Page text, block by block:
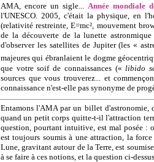
AMA, encore un sigle... Année mondiale
l'UNESCO. 2005, c'était la physique, en
(relativité restreinte, E=mc², mouvement
de la découverte de la lunette
d'observer les satellites de Jupiter (les «
majeures qui ébranlaient le dogme
que votre soif de connaissances (« libido
sources que vous trouverez... et
connaissance n'est-elle pas synonyme de
Entamons l'AMA par un billet d'astronomie,
quand un petit corps quitte-t-il l'attraction
question, pourtant intuitive, est mal posée :
est toujours soumis à une attraction, la
Lune, gravitant autour de la Terre, est
à se faire à ces notions, et la question ci-